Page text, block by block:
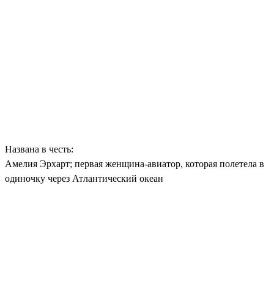
Названа в честь:
Амелия Эрхарт; первая женщина-авиатор, которая полетела в
одиночку через Атлантический океан